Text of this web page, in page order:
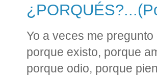
Yo a veces me
porque existo, porque
porque odio, porque